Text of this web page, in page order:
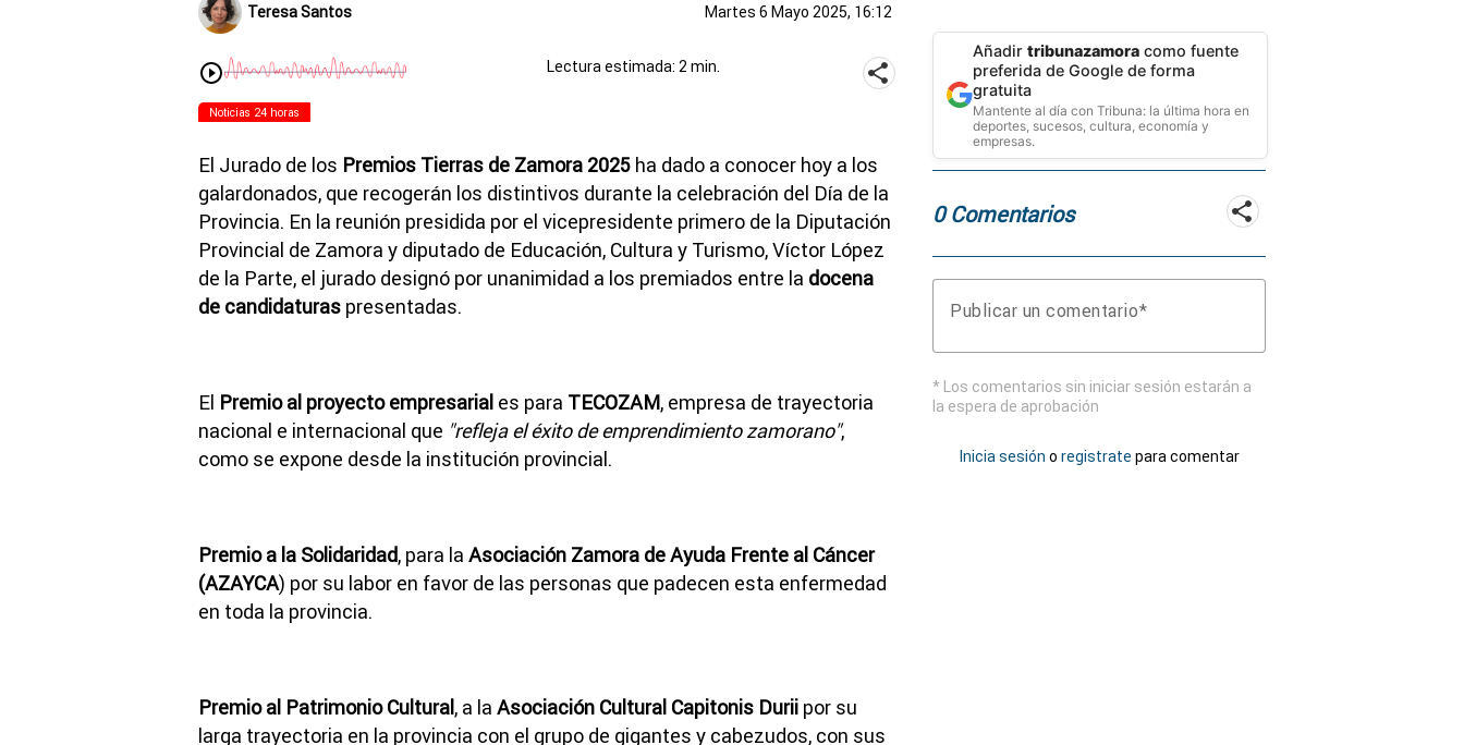
Teresa Santos Martes 6 Mayo 2025, 16:12
Lectura estimada: 2 min.
Noticias 24 horas
El Jurado de los Premios Tierras de Zamora 2025 ha dado a conocer hoy a los
galardonados, que recogerán los distintivos durante la celebración del Día de la
Provincia. En la reunión presidida por el vicepresidente primero de la Diputación
Provincial de Zamora y diputado de Educación, Cultura y Turismo, Víctor López
de la Parte, el jurado designó por unanimidad a los premiados entre la docena
de candidaturas presentadas.
El Premio al proyecto empresarial es para TECOZAM, empresa de trayectoria
nacional e internacional que "refleja el éxito de emprendimiento zamorano",
como se expone desde la institución provincial.
Premio a la Solidaridad, para la Asociación Zamora de Ayuda Frente al Cáncer
(AZAYCA) por su labor en favor de las personas que padecen esta enfermedad
en toda la provincia.
Premio al Patrimonio Cultural, a la Asociación Cultural Capitonis Durii por su
larga trayectoria en la provincia con el grupo de gigantes y cabezudos, con sus
Añadir tribunazamora como fuente
preferida de Google de forma
gratuita
Mantente al día con Tribuna: la última hora en
deportes, sucesos, cultura, economía y
empresas.
0 Comentarios
Publicar un comentario
* Los comentarios sin iniciar sesión estarán a
la espera de aprobación
Inicia sesión o registrate para comentar